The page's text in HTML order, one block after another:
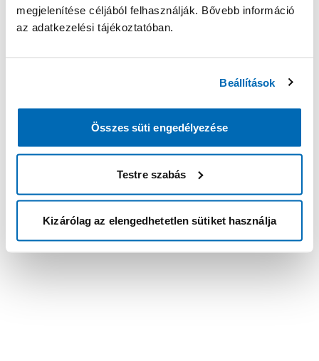
megjelenítése céljából felhasználják. Bővebb információ
az adatkezelési tájékoztatóban.
Beállítások
Összes süti engedélyezése
Testre szabás
Kizárólag az elengedhetetlen sütiket használja